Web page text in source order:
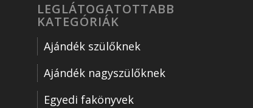
LEGLÁTOGATOTTABB
KATEGÓRIÁK
Ajándék szülőknek
Ajándék nagyszülőknek
Egyedi fakönyvek